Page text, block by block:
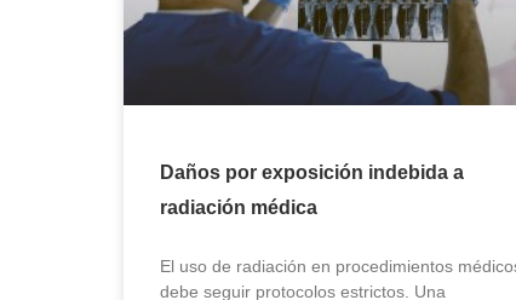
Daños por exposición indebida a
radiación médica
El uso de radiación en procedimientos
debe seguir protocolos estrictos. Una